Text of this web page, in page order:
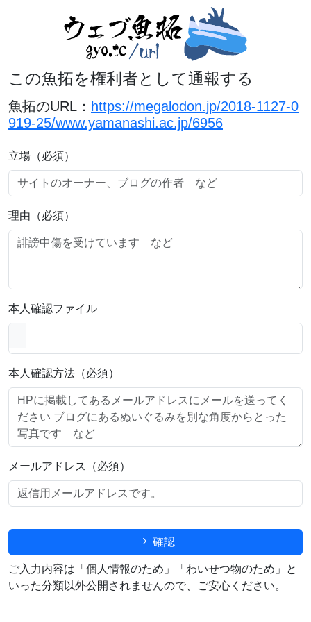
この魚拓を権利者として通報する
魚拓のURL： https://megalodon.jp/2018-1127-0
919-25/www.yamanashi.ac.jp/6956
立場（必須）
理由（必須）
本人確認ファイル
本人確認方法（必須）
メールアドレス（必須）
確認
ご入力内容は「個人情報のため」「わいせつ物のため」と
いった分類以外公開されませんので、ご安心ください。